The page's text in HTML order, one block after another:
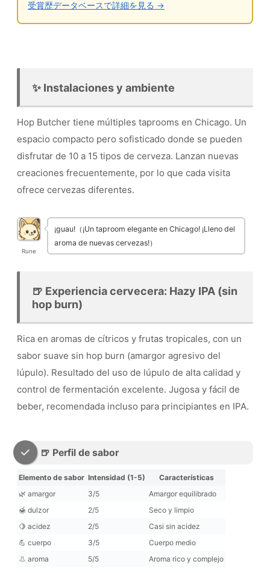
受賞歴データベースで詳細を見る →
✨ Instalaciones y ambiente
Hop Butcher tiene múltiples taprooms en Chicago. Un
espacio compacto pero sofisticado donde se pueden
disfrutar de 10 a 15 tipos de cerveza. Lanzan nuevas
creaciones frecuentemente, por lo que cada visita
ofrece cervezas diferentes.
Rune
¡guau!（¡Un taproom elegante en Chicago! ¡Lleno del
aroma de nuevas cervezas!）
🍺 Experiencia cervecera: Hazy IPA (sin
hop burn)
Rica en aromas de cítricos y frutas tropicales, con un
sabor suave sin hop burn (amargor agresivo del
lúpulo). Resultado del uso de lúpulo de alta calidad y
control de fermentación excelente. Jugosa y fácil de
beber, recomendada incluso para principiantes en IPA.
🍺 Perfil de sabor
Elemento de sabor Intensidad (1-5)
Características
🌿 amargor
3/5
Amargor equilibrado
🍯 dulzor
2/5
Seco y limpio
🍋 acidez
2/5
Casi sin acidez
💪 cuerpo
3/5
Cuerpo medio
👃 aroma
5/5 Aroma rico y complejo